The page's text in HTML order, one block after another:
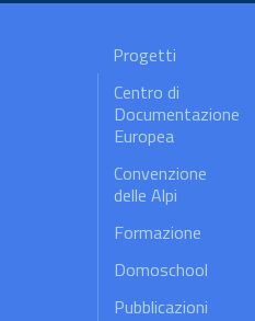
Progetti
Centro di
Documentazione
Europea
Convenzione
delle Alpi
Formazione
Domoschool
Pubblicazioni